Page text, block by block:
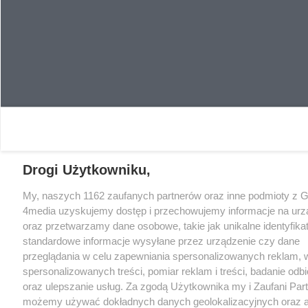
Drogi Użytkowniku,
My, naszych 1162 zaufanych partnerów oraz inne podmioty z
4media uzyskujemy dostęp i przechowujemy informacje na
oraz przetwarzamy dane osobowe, takie jak unikalne
standardowe informacje wysyłane przez urządzenie czy dane
przeglądania w celu zapewniania spersonalizowanych reklam,
spersonalizowanych treści, pomiar reklam i treści, badanie
oraz ulepszanie usług. Za zgodą Użytkownika my i Zaufani
możemy używać dokładnych danych geolokalizacyjnych oraz